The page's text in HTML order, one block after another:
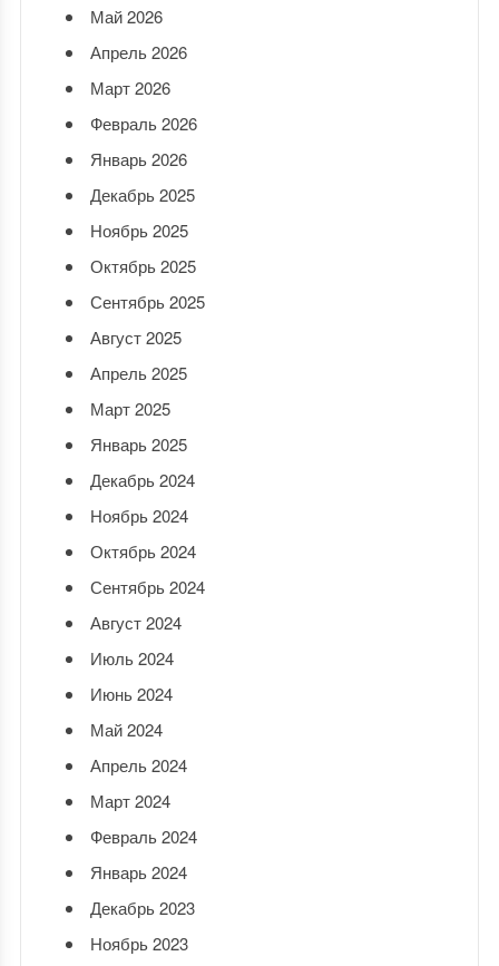
Май 2026
Апрель 2026
Март 2026
Февраль 2026
Январь 2026
Декабрь 2025
Ноябрь 2025
Октябрь 2025
Сентябрь 2025
Август 2025
Апрель 2025
Март 2025
Январь 2025
Декабрь 2024
Ноябрь 2024
Октябрь 2024
Сентябрь 2024
Август 2024
Июль 2024
Июнь 2024
Май 2024
Апрель 2024
Март 2024
Февраль 2024
Январь 2024
Декабрь 2023
Ноябрь 2023